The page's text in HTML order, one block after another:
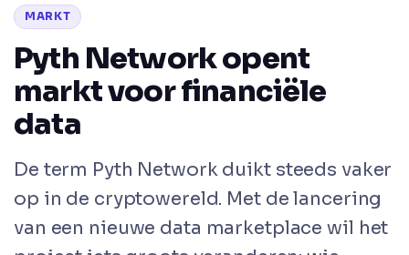
MARKT
Pyth Network opent
markt voor financiële
data
De term Pyth Networkduikt steeds vaker
op in de cryptowereld. Met de lancering
van een nieuwe data marketplace wil het